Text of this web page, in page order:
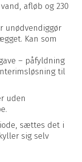
afløb og 230
unødvendiggør
Kan som
– påfyldning
til
uden
sættes det i
sig selv